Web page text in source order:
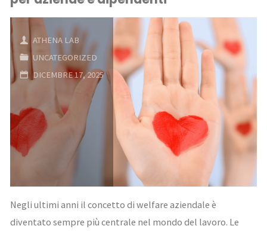
ATHENA LAB
UNCATEGORIZED
DICEMBRE 17, 2025
Negli ultimi anni il concetto di welfare aziendale è
diventato sempre più centrale nel mondo del lavoro. Le